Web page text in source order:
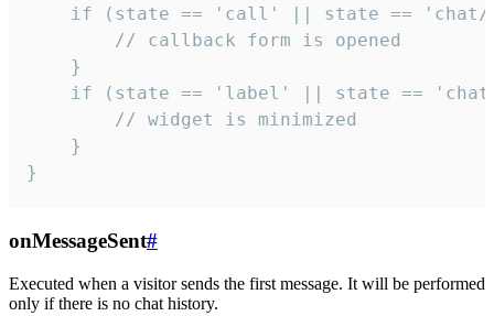
if (state == 'call' || state ==
        // callback form is opened
    }
if (state == 'label' || state ==
        // widget is minimized
    }
}
onMessageSent#
Executed when a visitor sends the first message. It will be performed
only if there is no chat history.